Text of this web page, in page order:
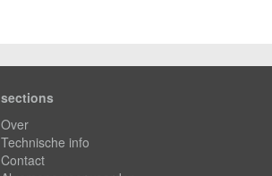
sections
Over
Technische info
Contact